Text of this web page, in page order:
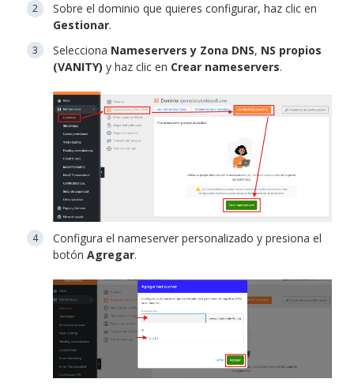
Sobre el dominio que quieres configurar, haz clic en
Gestionar.
Selecciona Nameservers y Zona DNS, NS propios
(VANITY) y haz clic en Crear nameservers.
Configura el nameserver personalizado y presiona el
botón Agregar.